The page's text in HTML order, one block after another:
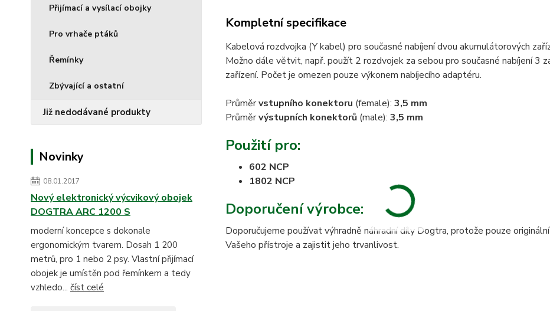
Přijímací a vysílací obojky
Pro vrhače ptáků
Řemínky
Zbývající a ostatní
Již nedodávané produkty
Novinky
08.01.2017
Nový elektronický výcvikový obojek
DOGTRA ARC 1200 S
moderní koncepce s dokonale
ergonomickým tvarem. Dosah 1 200
metrů, pro 1 nebo 2 psy. Vlastní přijímací
obojek je umístěn pod řemínkem a tedy
vzhledo... číst celé
Kompletní specifikace
Kabelová rozdvojka (Y kabel) pro současné nabíjení dvou akumulátorových
Možno dále větvit, např. použít 2 rozdvojek za sebou pro současné nabíjení 3
zařízení. Počet je omezen pouze výkonem nabíjecího adaptéru.
Průměrvstupního konektoru (female): 3,5 mm
Průměrvýstupních konektorů(male): 3,5 mm
Použití pro:
602 NCP
1802 NCP
Doporučení výrobce:
Doporučujeme používat výhradně náhradní díly Dogtra, protože pouze
Vašeho přístroje a zajistit jeho trvanlivost.